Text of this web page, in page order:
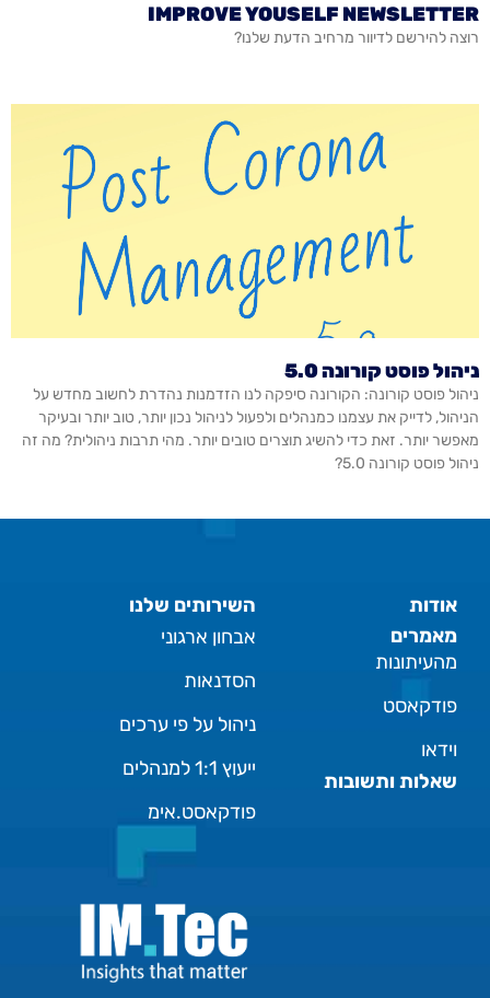
IMPROVE YOUSELF NEWSLETTER
רוצה להירשם לדיוור מרחיב הדעת שלנו?
ניהול פוסט קורונה 5.0
ניהול פוסט קורונה: הקורונה סיפקה לנו הזדמנות נהדרת לחשוב מחדש על
הניהול, לדייק את עצמנו כמנהלים ולפעול לניהול נכון יותר, טוב יותר ובעיקר
מאפשר יותר. זאת כדי להשיג תוצרים טובים יותר. מהי תרבות ניהולית? מה זה
ניהול פוסט קורונה 5.0?
אודות
מאמרים
מהעיתונות
פודקאסט
וידאו
שאלות ותשובות
השירותים שלנו
אבחון ארגוני
הסדנאות
ניהול על פי ערכים
ייעוץ 1:1 למנהלים
פודקאסט.אימ